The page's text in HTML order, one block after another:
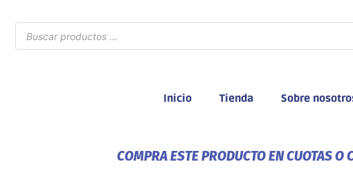
contenido
Búsqueda
de
productos
Inicio Tienda Sobre
COMPRA ESTE PRODUCTO EN CUOTAS O